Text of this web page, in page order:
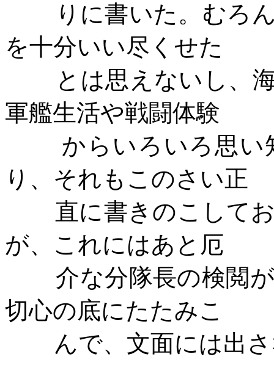
りに書いた。むろ
を十分いい尽くせた
とは思えないし、
軍艦生活や戦闘体験
からいろいろ思
り、それもこのさい正
直に書きのこして
が、これにはあと厄
介な分隊長の検閲
切心の底にたたみこ
んで、文面には出